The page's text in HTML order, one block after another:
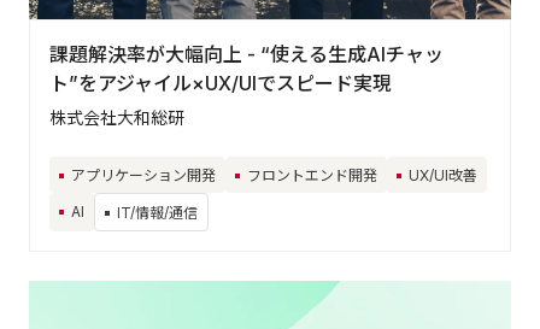
課題解決率が大幅向上 - “使える生成AIチャッ
ト”をアジャイル×UX/UIでスピード実現
株式会社大和総研
アプリケーション開発 フロントエンド開発
UX/UI改善
AI
IT/情報/通信